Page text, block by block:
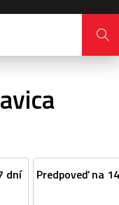
dní Predpoveď na